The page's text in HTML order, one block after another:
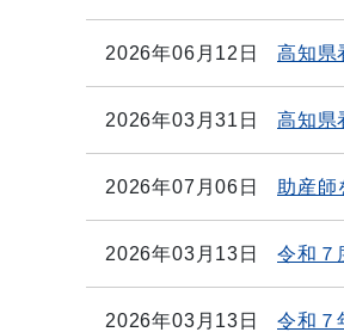
2026年06月12日 高知県
2026年03月31日 高知県
2026年07月06日 助産師
2026年03月13日 令和７
2026年03月13日 令和７